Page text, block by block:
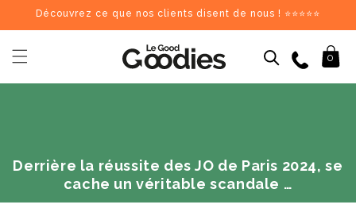
passer
au
contenu
Découvrez ce que nos clients disent de nous ! ⭐⭐⭐⭐⭐
Panier
0
carnet mug gourde totebaggobelettour de cou parapluie
Goodies recommandés
Derrière la réussite des JO de Paris 2024, se
cache un véritable scandale …